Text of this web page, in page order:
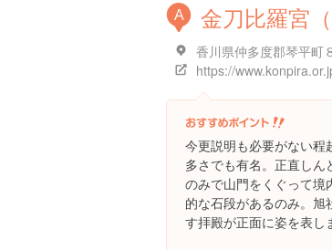
A 金刀比羅宮
香川県仲多度郡琴平町
https://
今更説明も必要がない程
多さでも有名。正直し
のみで山門をくぐって境
的な石段があるのみ。
す拝殿が正面に姿を表し